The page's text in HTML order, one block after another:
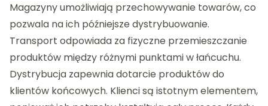
Magazyny umożliwiają przechowywanie towarów, co
pozwala na ich późniejsze dystrybuowanie.
Transport odpowiada za fizyczne przemieszczanie
produktów między różnymi punktami w łańcuchu.
Dystrybucja zapewnia dotarcie produktów do
klientów końcowych. Klienci są istotnym elementem,